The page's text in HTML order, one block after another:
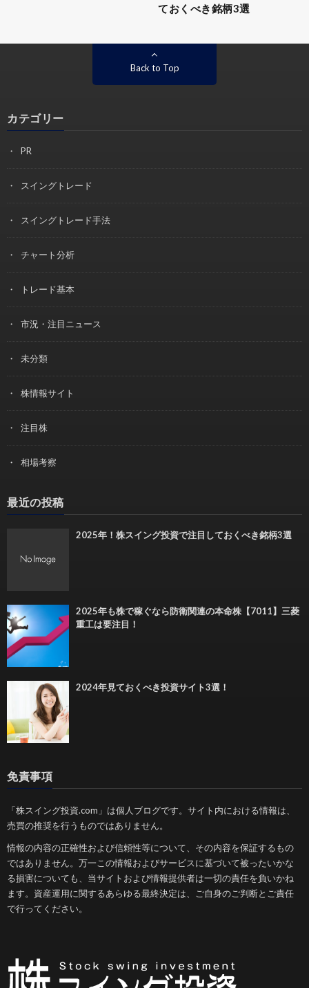
ておくべき銘柄3選
Back to Top
カテゴリー
PR
スイングトレード
スイングトレード手法
チャート分析
トレード基本
市況・注目ニュース
未分類
株情報サイト
注目株
相場考察
最近の投稿
2025年！株スイング投資で注目しておくべき銘柄3選
2025年も株で稼ぐなら防衛関連の本命株【7011】三菱
重工は要注目！
2024年見ておくべき投資サイト3選！
免責事項
「株スイング投資.com」は個人ブログです。サイト内における情報は、
売買の推奨を行うものではありません。
情報の内容の正確性および信頼性等について、その内容を保証するもの
ではありません。万一この情報およびサービスに基づいて被ったいかな
る損害についても、当サイトおよび情報提供者は一切の責任を負いかね
ます。資産運用に関するあらゆる最終決定は、ご自身のご判断とご責任
で行ってください。